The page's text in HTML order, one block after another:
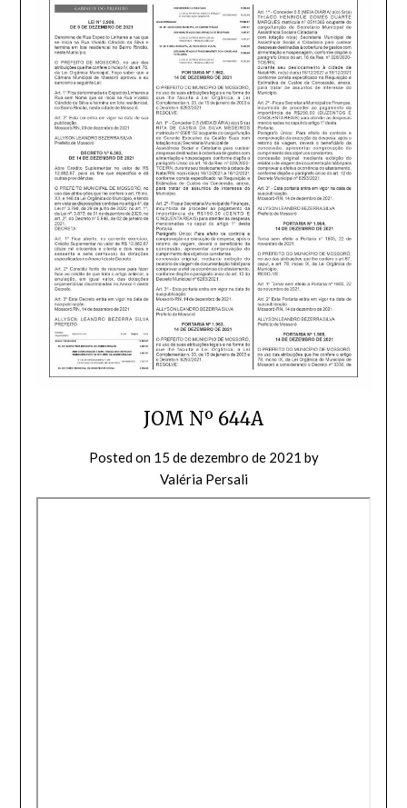
JOM Nº 644A
Posted on 15 de dezembro de 2021 by
Valéria Persali